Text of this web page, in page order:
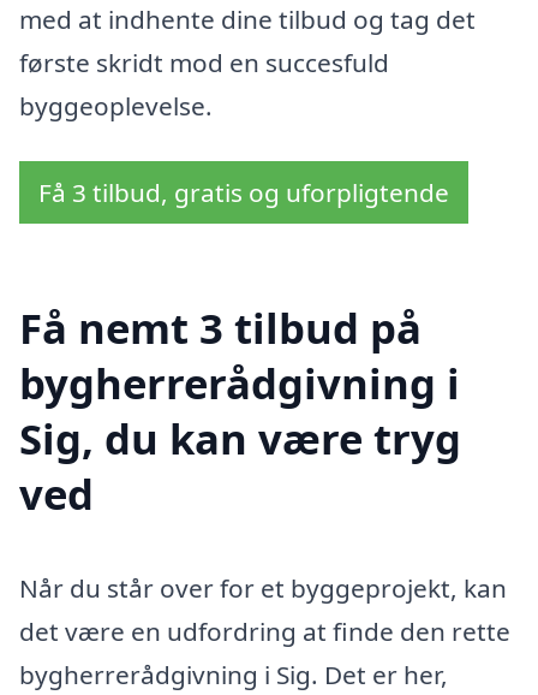
med at indhente dine tilbud og tag det
første skridt mod en succesfuld
byggeoplevelse.
Få 3 tilbud, gratis og uforpligtende
Få nemt 3 tilbud på
bygherrerådgivning i
Sig, du kan være tryg
ved
Når du står over for et byggeprojekt, kan
det være en udfordring at finde den rette
bygherrerådgivning i Sig. Det er her,